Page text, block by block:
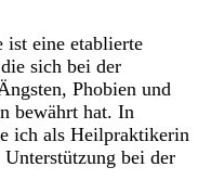
ist eine etablierte
sich bei der
Phobien und
bewährt hat. In
ich als Heilpraktikerin
bei der